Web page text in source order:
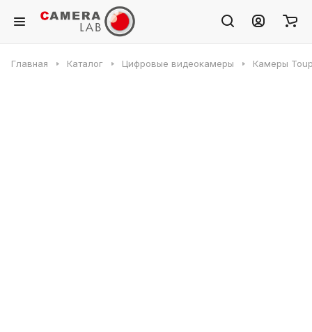
Главная Каталог Цифровые видеокамеры Камеры